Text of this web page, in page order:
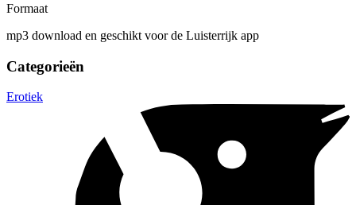
Formaat
mp3 download en geschikt voor de Luisterrijk app
Categorieën
Erotiek